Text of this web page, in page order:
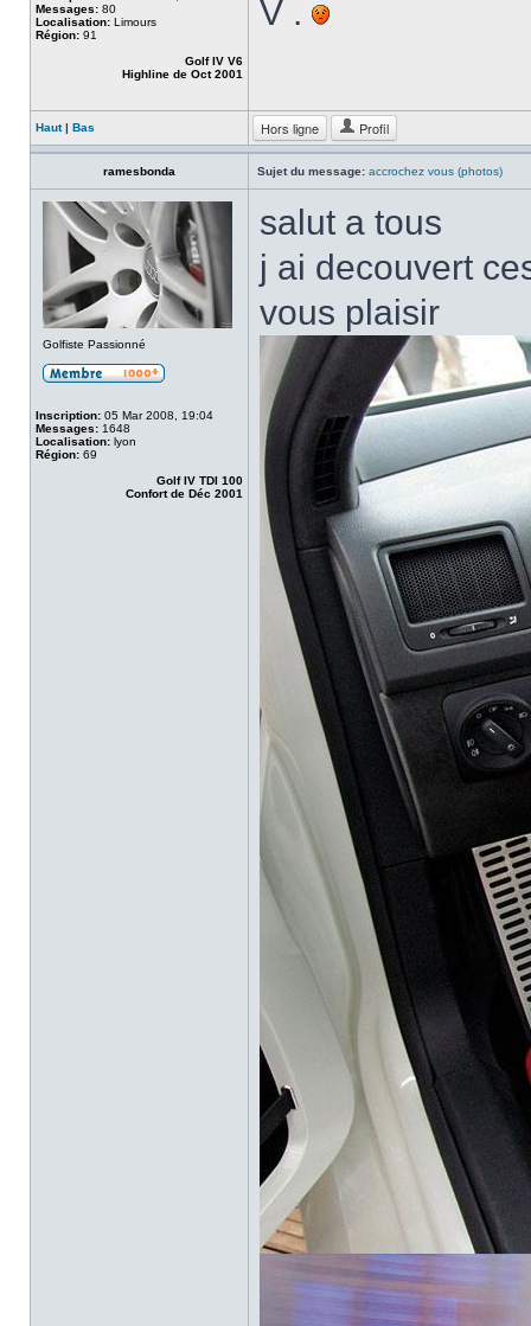
Messages: 80
Localisation: Limours
Région: 91
Golf IV V6
Highline de Oct 2001
V .
Haut| Bas Hors ligne Profil
ramesbonda Sujet du message: accrochez vous (photos)
Golfiste Passionné
Inscription: 05 Mar 2008, 19:04
Messages: 1648
Localisation: lyon
Région: 69
Golf IV TDI 100
Confort de Déc 2001
salut a tous
j ai decouvert
vous plaisir